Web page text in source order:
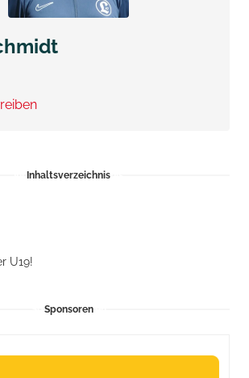
Inhaltsverzeichnis
U19!
Sponsoren